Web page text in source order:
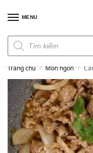
MENU
Trang chủ / Món ngon /